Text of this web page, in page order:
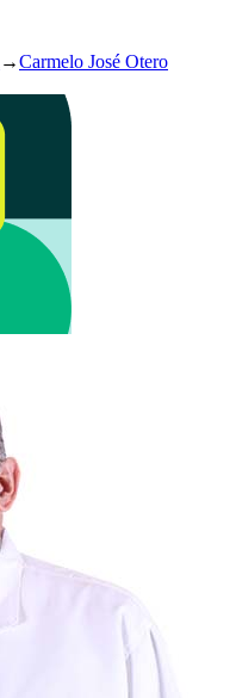
→Carmelo José Otero